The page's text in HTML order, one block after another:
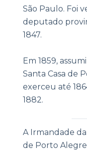
São Paulo. Foi
deputado
1847.
Em 1859,
Santa Casa de
exerceu até
1882.
A Irmandade da
de Porto Alegre